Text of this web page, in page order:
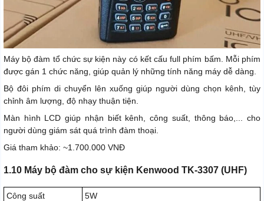
Máy bộ đàm tổ chức sự kiện này có kết cấu full phím bấm. Mỗi phím
được gán 1 chức năng, giúp quản lý những tính năng máy dễ dàng.
Bộ đôi phím di chuyển lên xuống giúp người dùng chọn kênh, tùy
chỉnh âm lượng, độ nhạy thuận tiện.
Màn hình LCD giúp nhận biết kênh, công suất, thông báo,... cho
người dùng giám sát quá trình đàm thoại.
Giá tham khảo: ~1.700.000 VNĐ
1.10 Máy bộ đàm cho sự kiện Kenwood TK-3307 (UHF)
Công suất 5W